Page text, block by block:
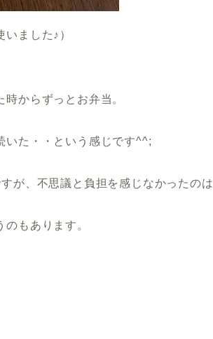
ました♪）
からずっとお弁当。
いた・・という感じです^^;
が、不思議と負担を感じなかったのは
のもあります。